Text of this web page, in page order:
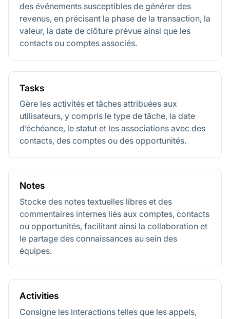
des événements susceptibles de générer des
revenus, en précisant la phase de la transaction, la
valeur, la date de clôture prévue ainsi que les
contacts ou comptes associés.
Tasks
Gère les activités et tâches attribuées aux
utilisateurs, y compris le type de tâche, la date
d’échéance, le statut et les associations avec des
contacts, des comptes ou des opportunités.
Notes
Stocke des notes textuelles libres et des
commentaires internes liés aux comptes, contacts
ou opportunités, facilitant ainsi la collaboration et
le partage des connaissances au sein des
équipes.
Activities
Consigne les interactions telles que les appels,